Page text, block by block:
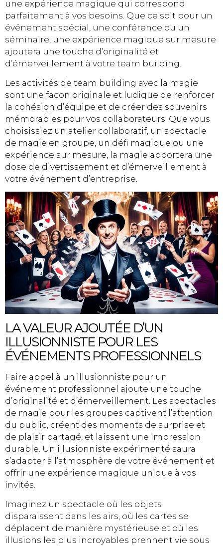
une expérience magique qui correspond
parfaitement à vos besoins. Que ce soit pour un
événement spécial, une conférence ou un
séminaire, une expérience magique sur mesure
ajoutera une touche d’originalité et
d’émerveillement à votre team building.
Les activités de team building avec la magie
sont une façon originale et ludique de renforcer
la cohésion d’équipe et de créer des souvenirs
mémorables pour vos collaborateurs. Que vous
choisissiez un atelier collaboratif, un spectacle
de magie en groupe, un défi magique ou une
expérience sur mesure, la magie apportera une
dose de divertissement et d’émerveillement à
votre événement d’entreprise.
LA VALEUR AJOUTÉE D’UN
ILLUSIONNISTE POUR LES
ÉVÉNEMENTS PROFESSIONNELS
Faire appel à un illusionniste pour un
événement professionnel ajoute une touche
d’originalité et d’émerveillement. Les spectacles
de magie pour les groupes captivent l’attention
du public, créent des moments de surprise et
de plaisir partagé, et laissent une impression
durable. Un illusionniste expérimenté saura
s’adapter à l’atmosphère de votre événement et
offrir une expérience magique unique à vos
invités.
Imaginez un spectacle où les objets
disparaissent dans les airs, où les cartes se
déplacent de manière mystérieuse et où les
illusions les plus incroyables prennent vie sous